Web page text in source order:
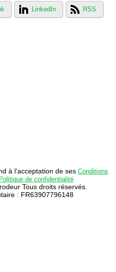
LinkedIn RSS
à l’acceptation de ses Conditions
Politique de confidentialité
Tous droits réservés.
: FR63907796148